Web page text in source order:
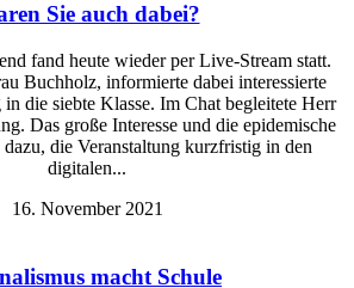
Sie auch dabei?
fand heute wieder per Live-Stream statt.
Buchholz, informierte dabei interessierte
die siebte Klasse. Im Chat begleitete Herr
Das große Interesse und die epidemische
die Veranstaltung kurzfristig in den
digitalen...
16. November 2021
macht Schule